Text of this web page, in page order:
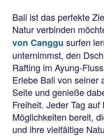
Bali ist das perfekte
Natur verbinden
von Canggu surfen
unternimmst, den
Rafting im Ayung-
Erlebe Bali von seiner
Seite und genieße
Freiheit. Jeder Tag
Möglichkeiten bereit,
und ihre vielfältige